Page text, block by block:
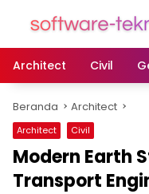
Architect
Civil
Beranda Architect
Architect Civil
Modern Earth
Transport